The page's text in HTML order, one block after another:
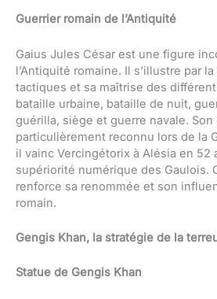
Guerrier romain de l’Antiquité
Gaius Jules César est une figure
l’Antiquité romaine. Il s’illustre par
tactiques et sa maîtrise des
bataille urbaine, bataille de nuit,
guérilla, siège et guerre navale.
particulièrement reconnu lors de la
il vainc Vercingétorix à Alésia en 52
supériorité numérique des Gaulois.
renforce sa renommée et son
romain.
Gengis Khan, la stratégie de la
Statue de Gengis Khan